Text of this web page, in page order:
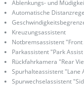
Ablenkungs- und
Automatische
Kreuzungsassistent
Notbremsassistent
Parkassistent "Park
Rückfahrkamera "Rear
Spurhalteassistent "Lane
Spurwechselassistent